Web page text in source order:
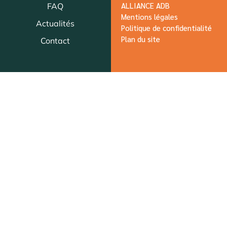
FAQ
Actualités
Contact
ALLIANCE ADB
Mentions légales
Politique de confidentialité
Plan du site